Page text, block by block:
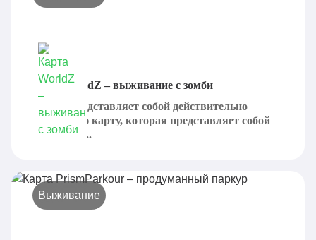
Карта WorldZ – выживание с зомби
WolrdZ представляет собой действительно
интересную карту, которая представляет собой
настоящее...
Выживание